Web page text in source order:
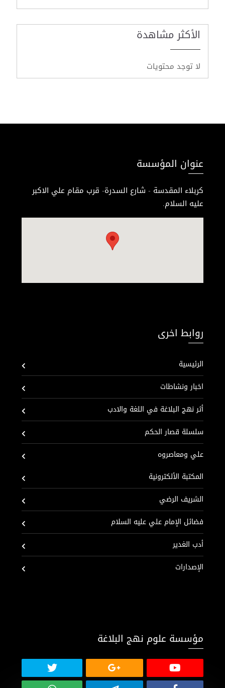
الأكثر مشاهدة
لا توجد محتويات
عنوان المؤسسة
كربلاء المقدسة - شارع السدرة- قرب مقام علي الاكبر
عليه السلام.
روابط اخرى
الرئيسية
اخبار ونشاطات
أثر نهج البلاغة في اللغة والادب
سلسلة قصار الحكم
علي ومعاصروه
المكتبة الألكترونية
الشريف الرضي
فضائل الإمام علي عليه السلام
أدب الغدير
الإصدارات
مؤسسة علوم نهج البلاغة